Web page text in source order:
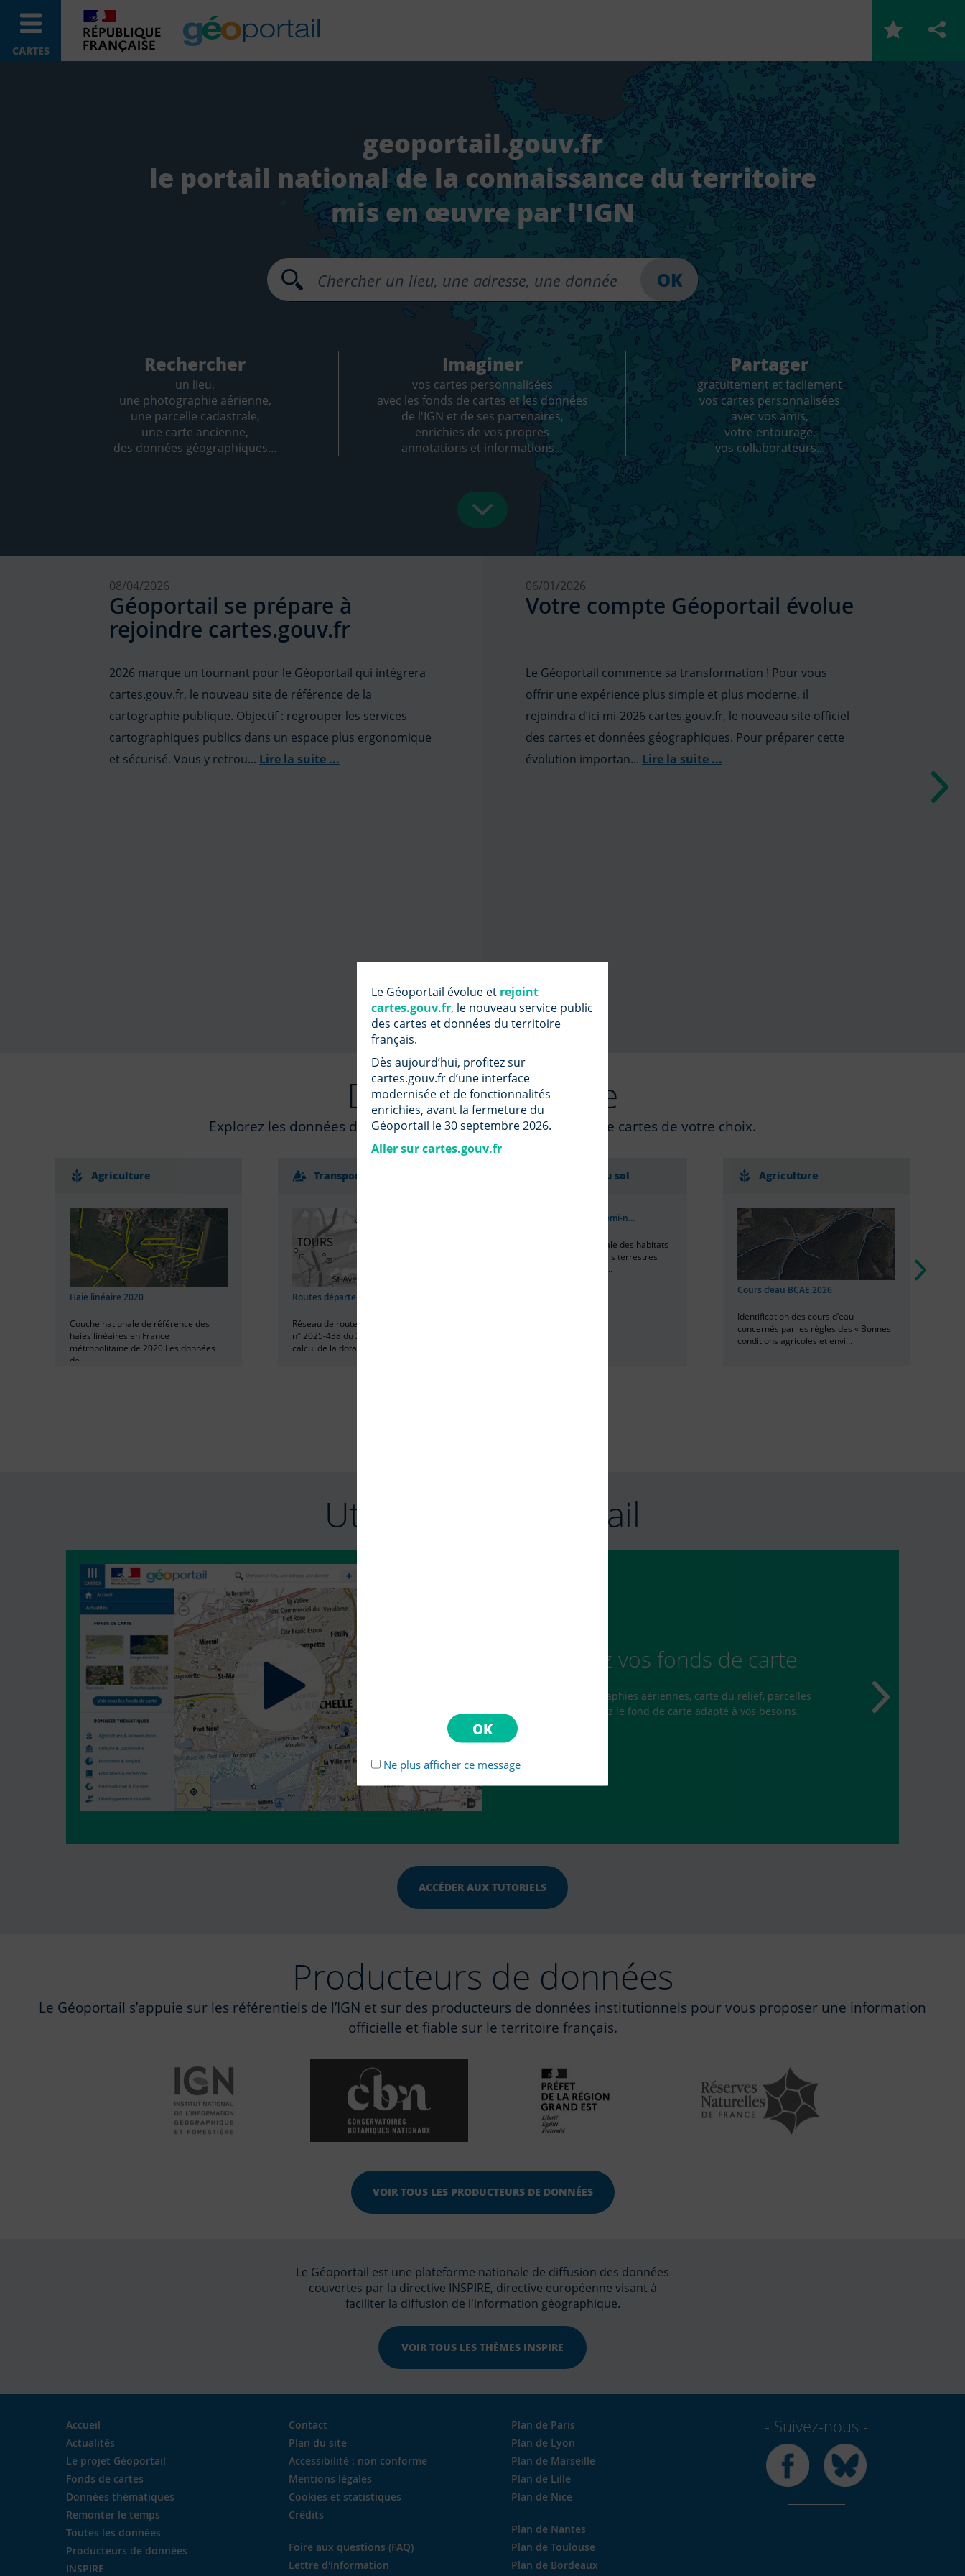
Le Géoportail évolue et rejoint
cartes.gouv.fr, le nouveau service public
des cartes et données du territoire
français.
Dès aujourd’hui, profitez sur
cartes.gouv.fr d’une interface
modernisée et de fonctionnalités
enrichies, avant la fermeture du
Géoportail le 30 septembre 2026.
Aller sur cartes.gouv.fr
Ne plus afficher ce message
CARTES
geoportail.gouv.fr
le portail national de la connaissance du territoire
mis en œuvre par l'IGN
OK
Rechercher
un lieu,
une photographie aérienne,
une parcelle cadastrale,
une carte ancienne,
des données géographiques...
Imaginer
vos cartes personnalisées
avec les fonds de cartes et les données
de l'IGN et de ses partenaires,
enrichies de vos propres
annotations et informations...
Partager
gratuitement et facilement
vos cartes personnalisées
avec vos amis,
votre entourage,
vos collaborateurs...
08/04/2026
Géoportail se prépare à
rejoindre cartes.gouv.fr
2026 marque un tournant pour le Géoportail qui intégrera
cartes.gouv.fr, le nouveau site de référence de la
cartographie publique. Objectif : regrouper les services
cartographiques publics dans un espace plus ergonomique
et sécurisé. Vous y retrou... Lire la suite ...
06/01/2026
Votre compte Géoportail évolue
Le Géoportail commence sa transformation ! Pour vous
offrir une expérience plus simple et plus moderne, il
rejoindra d’ici mi-2026 cartes.gouv.fr, le nouveau site officiel
des cartes et données géographiques. Pour préparer cette
évolution importan... Lire la suite ...
VOIR TOUTES LES ACTUALITÉS
Données à la Une
Explorez les données du Géoportail et ajoutez-les aux fonds de cartes de votre choix.
Agriculture
Haie linéaire 2020
Couche nationale de référence des
haies linéaires en France
métropolitaine de 2020.Les données
de...
Transports
Routes départementales
Réseau de routes retenu par le décret
n° 2025-438 du 20 mai 2025, pour le
calcul de la dotation g...
Occupation du sol
Habitats naturels et semi-n...
La cartographie nationale des habitats
naturels et semi-naturels terrestres
(CarHab) donne pour c...
Agriculture
Cours d’eau BCAE 2026
Identification des cours d’eau
concernés par les règles des « Bonnes
conditions agricoles et envi...
Utiliser le Géoportail
Choisissez vos fonds de carte
Cartes IGN, photographies aériennes, carte du relief, parcelles
cadastrales… trouvez le fond de carte adapté à vos besoins.
ACCÉDER AUX TUTORIELS
Producteurs de données
Le Géoportail s’appuie sur les référentiels de l’IGN et sur des producteurs de données institutionnels pour vous proposer une information
officielle et fiable sur le territoire français.
VOIR TOUS LES PRODUCTEURS DE DONNÉES
Le Géoportail est une plateforme nationale de diffusion des données
couvertes par la directive INSPIRE, directive européenne visant à
faciliter la diffusion de l'information géographique.
VOIR TOUS LES THÈMES INSPIRE
Suivez-nous
Facebook Bluesky
Accueil
Actualités
Le projet Géoportail
Fonds de cartes
Données thématiques
Remonter le temps
Toutes les données
Producteurs de données
INSPIRE
Contact
Plan du site
Accessibilité : non conforme
Mentions légales
Cookies et statistiques
Crédits
Foire aux questions (FAQ)
Lettre d'information
Plan de Paris
Plan de Lyon
Plan de Marseille
Plan de Lille
Plan de Nice
Plan de Nantes
Plan de Toulouse
Plan de Bordeaux